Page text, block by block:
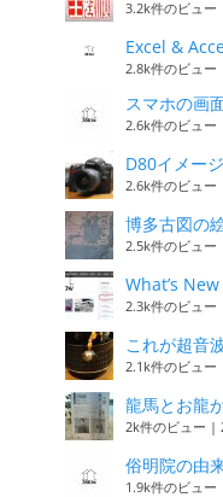
3.2k件のビュー
Excel &
2.8k件のビュー
スマホの画
2.6k件のビュー
D80イメー
2.6k件のビュー
博多古図の
2.5k件のビュー
What’s
2.3k件のビュー
これが超音
2.1k件のビュー
龍馬とお龍
2k件のビュー |
俗明院の由
1.9k件のビュー